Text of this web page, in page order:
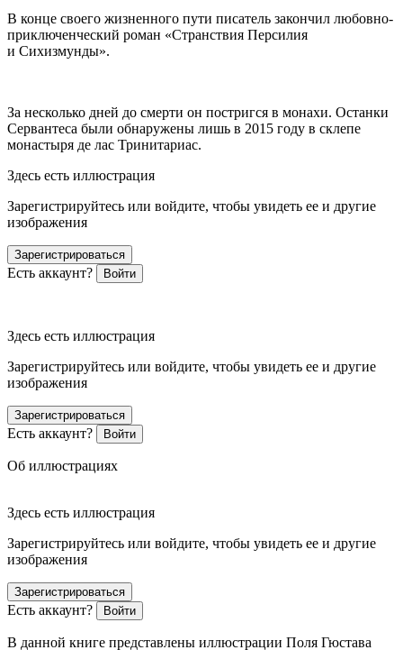
В конце своего жизненного пути писатель закончил любовно-
приключенческий роман «Странствия Персилия
и Сихизмунды».
За несколько дней до смерти он постригся в монахи. Останки
Сервантеса были обнаружены лишь в 2015 году в склепе
монастыря де лас Тринитариас.
Здесь есть иллюстрация
Зарегистрируйтесь или войдите, чтобы увидеть ее и другие
изображения
Зарегистрироваться
Есть аккаунт? Войти
Здесь есть иллюстрация
Зарегистрируйтесь или войдите, чтобы увидеть ее и другие
изображения
Зарегистрироваться
Есть аккаунт? Войти
Об иллюстрациях
Здесь есть иллюстрация
Зарегистрируйтесь или войдите, чтобы увидеть ее и другие
изображения
Зарегистрироваться
Есть аккаунт? Войти
В данной книге представлены иллюстрации Поля Гюстава